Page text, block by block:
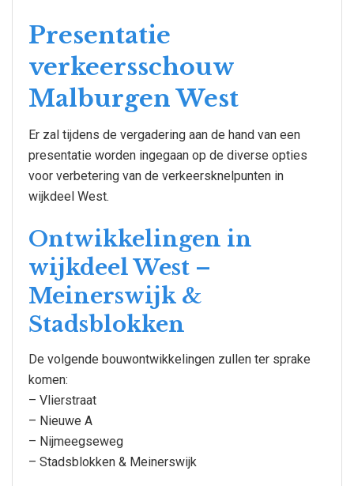
Presentatie
verkeersschouw
Malburgen West
Er zal tijdens de vergadering aan de hand van een
presentatie worden ingegaan op de diverse opties
voor verbetering van de verkeersknelpunten in
wijkdeel West.
Ontwikkelingen in
wijkdeel West –
Meinerswijk &
Stadsblokken
De volgende bouwontwikkelingen zullen ter sprake
komen:
– Vlierstraat
– Nieuwe A
– Nijmeegseweg
– Stadsblokken & Meinerswijk